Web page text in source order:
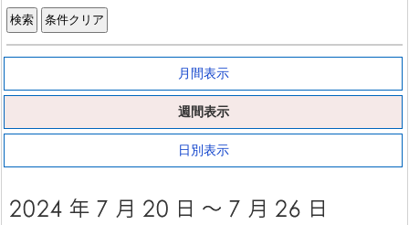
月間表示
週間表示
日別表示